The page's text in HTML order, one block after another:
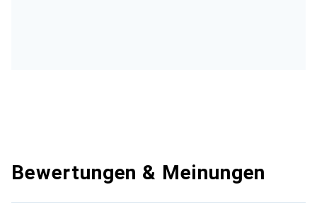
Bewertungen & Meinungen